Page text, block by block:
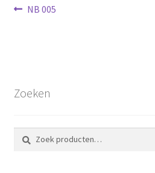
Bericht
Vorig
NB 005
Zoeken
Zoeken
naar:
Zoeken